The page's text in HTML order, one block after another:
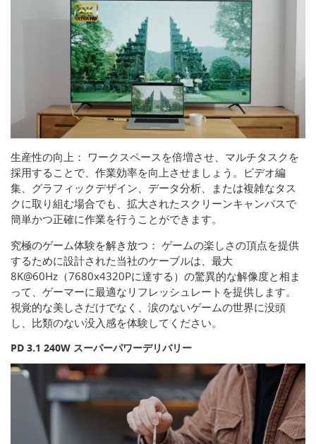
生産性の向上： ワークスペースを倍増させ、マルチタスクを
採用することで、作業効率を向上させましょう。ビデオ編
集、グラフィックデザイン、データ分析、または複雑なタス
クに取り組む場合でも、拡大されたスクリーンキャンバスで
簡単かつ正確に作業を行うことができます。
究極のゲーム体験を解き放つ： ゲームの楽しさの頂点を提供
するために設計された当社のケーブルは、最大
8K@60Hz（7680x4320Pに達する）の驚異的な解像度と相ま
って、ゲーマーに最適なリフレッシュレートを提供します。
視覚的な美しさだけでなく、涙のないゲームの世界に没頭
し、比類のない没入感を体験してください。
PD 3.1 240W スーパーパワーデリバリー